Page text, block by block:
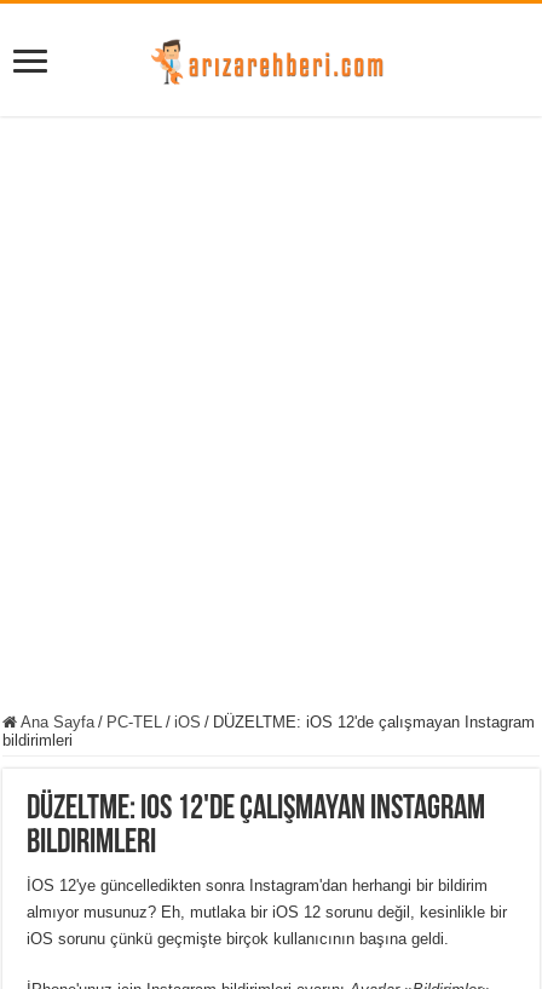
Ana Sayfa / PC-TEL / iOS / DÜZELTME: iOS 12'de çalışmayan Instagram
bildirimleri
DÜZELTME: iOS 12'de çalışmayan Instagram
bildirimleri
İOS 12'ye güncelledikten sonra Instagram'dan herhangi bir bildirim
almıyor musunuz? Eh, mutlaka bir iOS 12 sorunu değil, kesinlikle bir
iOS sorunu çünkü geçmişte birçok kullanıcının başına geldi.